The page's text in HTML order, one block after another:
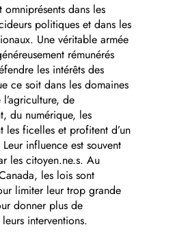
omniprésents dans les
politiques et dans les
Une véritable armée
rémunérés
les intérêts des
ce soit dans les domaines
de
du numérique, les
les ficelles et profitent d’un
influence est souvent
les citoyen.ne.s. Au
les lois sont
limiter leur trop grande
donner plus de
interventions.